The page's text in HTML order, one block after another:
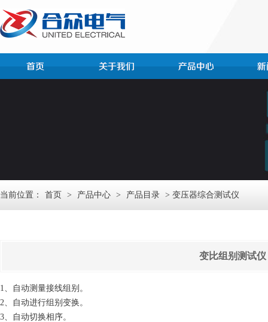
当前位置： 首页 > 产品中心 > 产品目录 > 变压器综合测试仪
变比组别测试
1、自动测量接线组别。
2、自动进行组别变换。
3、自动切换相序。